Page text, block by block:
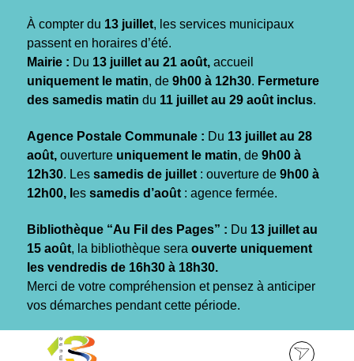
À compter du 13 juillet, les services municipaux
passent en horaires d’été.
Mairie : Du 13 juillet au 21 août, accueil
uniquement le matin, de 9h00 à 12h30. Fermeture
des samedis matin du 11 juillet au 29 août inclus.
Agence Postale Communale : Du 13 juillet au 28
août, ouverture uniquement le matin, de 9h00 à
12h30. Les samedis de juillet : ouverture de 9h00 à
12h00, l es samedis d’août : agence fermée.
Bibliothèque “Au Fil des Pages” : Du 13 juillet au
15 août, la bibliothèque sera ouverte uniquement
les vendredis de 16h30 à 18h30.
Merci de votre compréhension et pensez à anticiper
vos démarches pendant cette période.